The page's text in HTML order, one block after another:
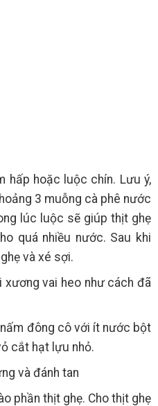
hấp hoặc luộc chín. Lưu ý,
3 muỗng cà phê nước
lúc luộc sẽ giúp thịt ghẹ
quá nhiều nước. Sau khi
và xé sợi.
vai heo như cách đã
đông cô với ít nước bột
cắt hạt lựu nhỏ.
và đánh tan
phần thịt ghẹ. Cho thịt ghẹ